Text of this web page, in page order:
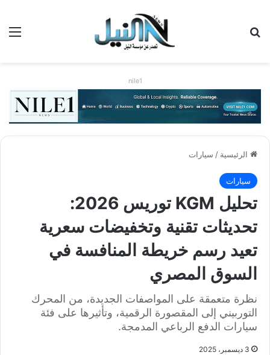
nile1
الرئيسية / سيارات
سيارات
تحليل KGM توريس 2026:
تحديثات تقنية وتخفيضات سعرية
تعيد رسم خريطة المنافسة في
السوق المصري
نظرة متعمقة على المواصفات الجديدة، من المحرك
التوربيني إلى المقصورة الرقمية، وتأثيرها على فئة
سيارات الدفع الرباعي المدمجة.
3 ديسمبر، 2025